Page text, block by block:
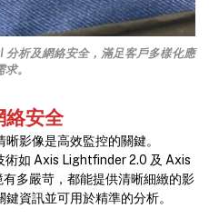
分析及網絡安全，滿足客戶多樣化應
求。
安全
影像是高效監控的關鍵。
如 Axis Lightfinder 2.0 及 Axis
多嚴苛，都能提供清晰細緻的影
資訊並可用於精準的分析。